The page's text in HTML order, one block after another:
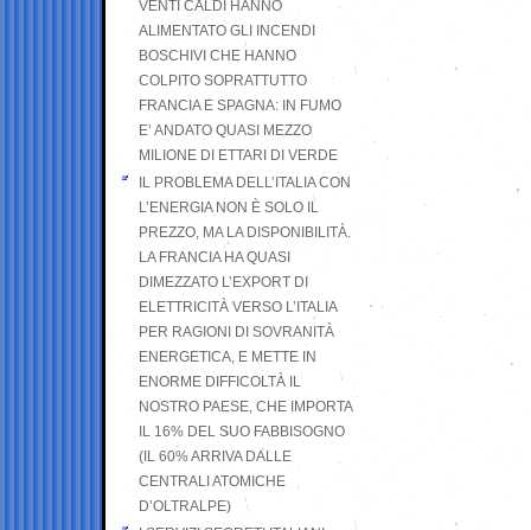
VENTI CALDI HANNO
ALIMENTATO GLI INCENDI
BOSCHIVI CHE HANNO
COLPITO SOPRATTUTTO
FRANCIA E SPAGNA: IN FUMO
E’ ANDATO QUASI MEZZO
MILIONE DI ETTARI DI VERDE
IL PROBLEMA DELL’ITALIA CON
L’ENERGIA NON È SOLO IL
PREZZO, MA LA DISPONIBILITÀ.
LA FRANCIA HA QUASI
DIMEZZATO L’EXPORT DI
ELETTRICITÀ VERSO L’ITALIA
PER RAGIONI DI SOVRANITÀ
ENERGETICA, E METTE IN
ENORME DIFFICOLTÀ IL
NOSTRO PAESE, CHE IMPORTA
IL 16% DEL SUO FABBISOGNO
(IL 60% ARRIVA DALLE
CENTRALI ATOMICHE
D’OLTRALPE)